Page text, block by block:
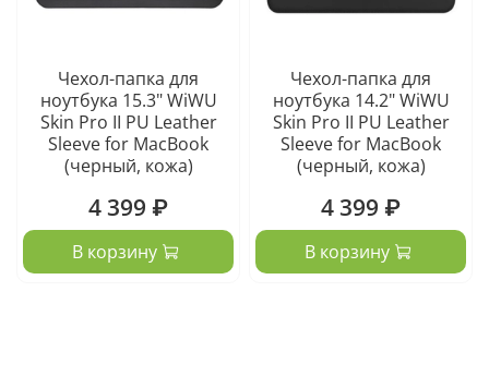
Чехол-папка для
ноутбука 15.3" WiWU
Skin Pro II PU Leather
Sleeve for MacBook
(черный, кожа)
4 399 ₽
В корзину
Чехол-папка для
ноутбука 14.2" WiWU
Skin Pro II PU Leather
Sleeve for MacBook
(черный, кожа)
4 399 ₽
В корзину